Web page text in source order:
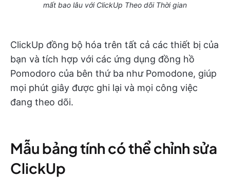
mất bao lâu với ClickUp Theo dõi Thời gian
ClickUp đồng bộ hóa trên tất cả các thiết bị của
bạn và tích hợp với các ứng dụng đồng hồ
Pomodoro của bên thứ ba như Pomodone, giúp
mọi phút giây được ghi lại và mọi công việc
đang theo dõi.
Mẫu bảng tính có thể chỉnh sửa
ClickUp